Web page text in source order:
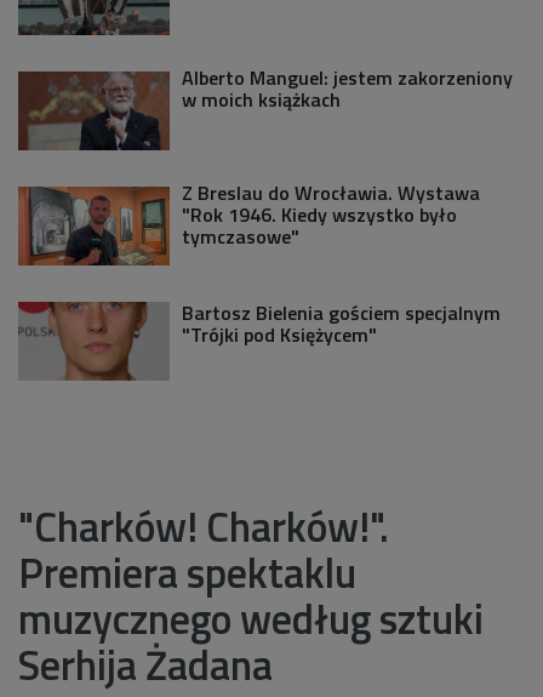
Alberto Manguel: jestem zakorzeniony
w moich książkach
Z Breslau do Wrocławia. Wystawa
"Rok 1946. Kiedy wszystko było
tymczasowe"
Bartosz Bielenia gościem specjalnym
"Trójki pod Księżycem"
"Charków! Charków!".
Premiera spektaklu
muzycznego według sztuki
Serhija Żadana